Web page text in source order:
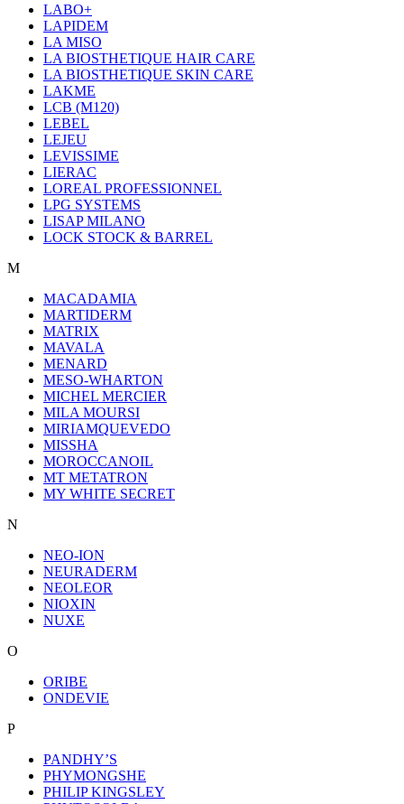
LABO+
LAPIDEM
LA MISO
LA BIOSTHETIQUE HAIR CARE
LA BIOSTHETIQUE SKIN CARE
LAKME
LCB (M120)
LEBEL
LEJEU
LEVISSIME
LIERAC
LOREAL PROFESSIONNEL
LPG SYSTEMS
LISAP MILANO
LOCK STOCK & BARREL
M
MACADAMIA
MARTIDERM
MATRIX
MAVALA
MENARD
MESO-WHARTON
MICHEL MERCIER
MILA MOURSI
MIRIAMQUEVEDO
MISSHA
MOROCCANOIL
MT METATRON
MY WHITE SECRET
N
NEO-ION
NEURADERM
NEOLEOR
NIOXIN
NUXE
O
ORIBE
ONDEVIE
P
PANDHY’S
PHYMONGSHE
PHILIP KINGSLEY